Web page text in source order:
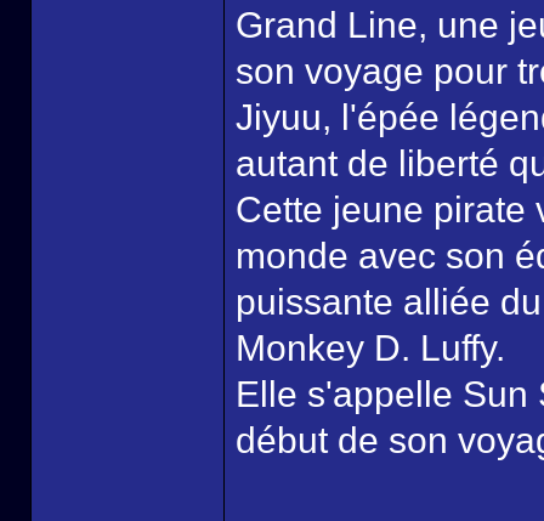
Grand Line, une
son voyage pour
Jiyuu, l'épée
autant de liberté
Cette jeune pirate
monde avec son
puissante alliée
Monkey D. Luffy.
Elle s'appelle Sun
début de son